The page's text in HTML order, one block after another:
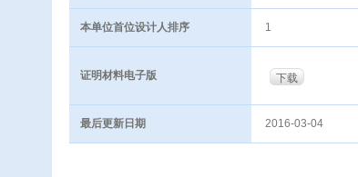
本单位首位设计人排序 1
证明材料电子版 下载
最后更新日期 2016-03-04